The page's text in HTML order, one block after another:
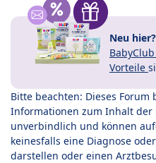
Neu hier?
Vorteile
Bitte beachten: Dieses
Informationen zum Inhalt der
unverbindlich und können
keinesfalls eine Diagnose
darstellen oder einen